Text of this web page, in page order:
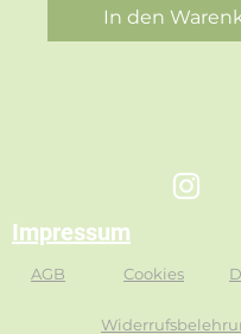
In den
Impressum
AGB Cookies